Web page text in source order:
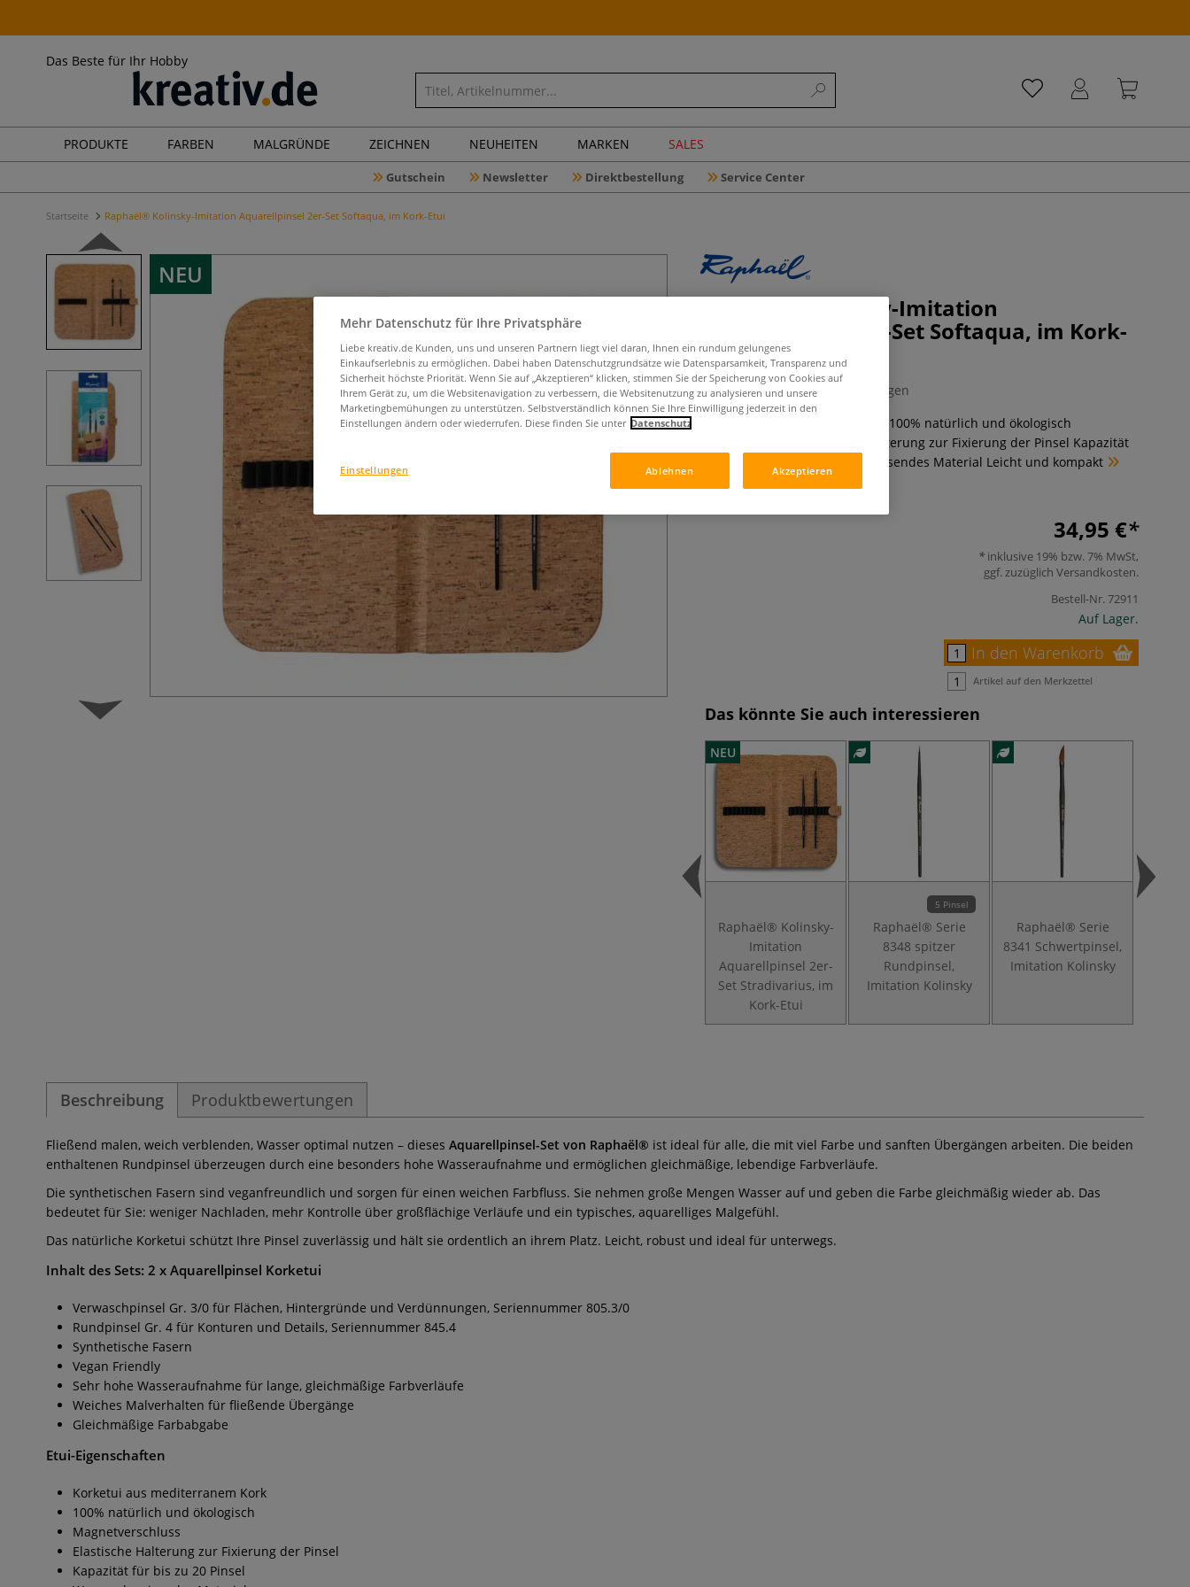
Das Beste für Ihr Hobby
PRODUKTE FARBEN MALGRÜNDE ZEICHNEN NEUHEITEN MARKEN SALES
Gutschein Newsletter Direktbestellung Service Center
Startseite Raphaël® Kolinsky-Imitation Aquarellpinsel 2er-Set Softaqua, im Kork-Etui
NEU
Raphaël® Kolinsky-Imitation
Aquarellpinsel 2er-Set Softaqua, im Kork-
Etui
0 Bewertungen
Korketui aus mediterranem Kork 100% natürlich und ökologisch
Magnetverschluss Elastische Halterung zur Fixierung der Pinsel Kapazität
für bis zu 20 Pinsel Wasserabweisendes Material Leicht und kompakt
34,95 €
inklusive 19% bzw. 7% MwSt,
ggf. zuzüglich Versandkosten.
Bestell-Nr.72911
Auf Lager.
In den Warenkorb
Artikel auf den Merkzettel
Das könnte Sie auch interessieren
NEU
Raphaël® Kolinsky-
Imitation
Aquarellpinsel 2er-
Set Stradivarius, im
Kork-Etui
5 Pinsel
Raphaël® Serie
8348 spitzer
Rundpinsel,
Imitation Kolinsky
Raphaël® Serie
8341 Schwertpinsel,
Imitation Kolinsky
Beschreibung Produktbewertungen
Fließend malen, weich verblenden, Wasser optimal nutzen – dieses Aquarellpinsel-Set von Raphaël® ist ideal für alle, die mit viel Farbe und sanften Übergängen arbeiten. Die beiden
enthaltenen Rundpinsel überzeugen durch eine besonders hohe Wasseraufnahme und ermöglichen gleichmäßige, lebendige Farbverläufe.
Die synthetischen Fasern sind veganfreundlich und sorgen für einen weichen Farbfluss. Sie nehmen große Mengen Wasser auf und geben die Farbe gleichmäßig wieder ab. Das
bedeutet für Sie: weniger Nachladen, mehr Kontrolle über großflächige Verläufe und ein typisches, aquarelliges Malgefühl.
Das natürliche Korketui schützt Ihre Pinsel zuverlässig und hält sie ordentlich an ihrem Platz. Leicht, robust und ideal für unterwegs.
Inhalt des Sets: 2 x Aquarellpinsel Korketui
Verwaschpinsel Gr. 3/0 für Flächen, Hintergründe und Verdünnungen, Seriennummer 805.3/0
Rundpinsel Gr. 4 für Konturen und Details, Seriennummer 845.4
Synthetische Fasern
Vegan Friendly
Sehr hohe Wasseraufnahme für lange, gleichmäßige Farbverläufe
Weiches Malverhalten für fließende Übergänge
Gleichmäßige Farbabgabe
Etui-Eigenschaften
Korketui aus mediterranem Kork
100% natürlich und ökologisch
Magnetverschluss
Elastische Halterung zur Fixierung der Pinsel
Kapazität für bis zu 20 Pinsel
Mehr Datenschutz für Ihre Privatsphäre
Liebe kreativ.de Kunden, uns und unseren Partnern liegt viel daran, Ihnen ein rundum gelungenes
Einkaufserlebnis zu ermöglichen. Dabei haben Datenschutzgrundsätze wie Datensparsamkeit, Transparenz und
Sicherheit höchste Priorität. Wenn Sie auf „Akzeptieren“ klicken, stimmen Sie der Speicherung von Cookies auf
Ihrem Gerät zu, um die Websitenavigation zu verbessern, die Websitenutzung zu analysieren und unsere
Marketingbemühungen zu unterstützen. Selbstverständlich können Sie Ihre Einwilligung jederzeit in den
Einstellungen ändern oder wiederrufen. Diese finden Sie unter Datenschutz
Ablehnen Akzeptieren
Einstellungen